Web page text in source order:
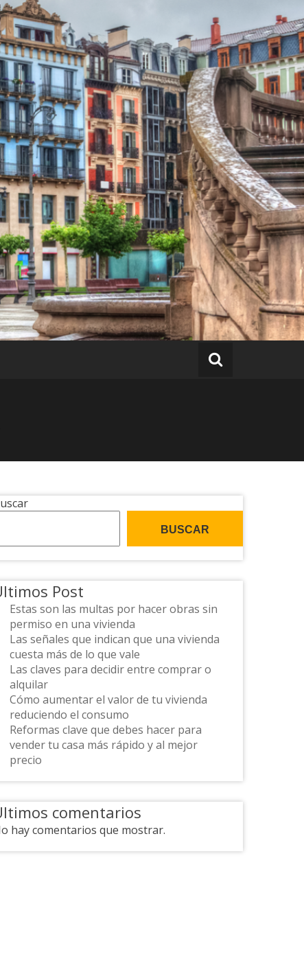
BUSCAR
Post
Estas son las multas por hacer obras sin
permiso en una vivienda
Las señales que indican que una vivienda
cuesta más de lo que vale
Las claves para decidir entre comprar o
alquilar
Cómo aumentar el valor de tu vivienda
reduciendo el consumo
Reformas clave que debes hacer para
vender tu casa más rápido y al mejor
precio
comentarios
hay comentarios que mostrar.